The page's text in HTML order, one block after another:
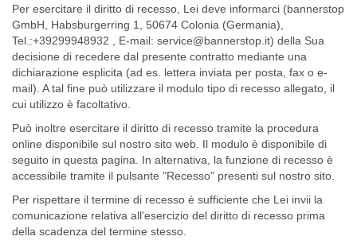
Per esercitare il diritto di recesso, Lei deve informarci (bannerstop
GmbH, Habsburgerring 1, 50674 Colonia (Germania),
Tel.:+39299948932 , E-mail: service@bannerstop.it) della Sua
decisione di recedere dal presente contratto mediante una
dichiarazione esplicita (ad es. lettera inviata per posta, fax o e-
mail). A tal fine può utilizzare il modulo tipo di recesso allegato, il
cui utilizzo è facoltativo.
Può inoltre esercitare il diritto di recesso tramite la procedura
online disponibile sul nostro sito web. Il modulo è disponibile di
seguito in questa pagina. In alternativa, la funzione di recesso è
accessibile tramite il pulsante "Recesso" presenti sul nostro sito.
Per rispettare il termine di recesso è sufficiente che Lei invii la
comunicazione relativa all'esercizio del diritto di recesso prima
della scadenza del termine stesso.